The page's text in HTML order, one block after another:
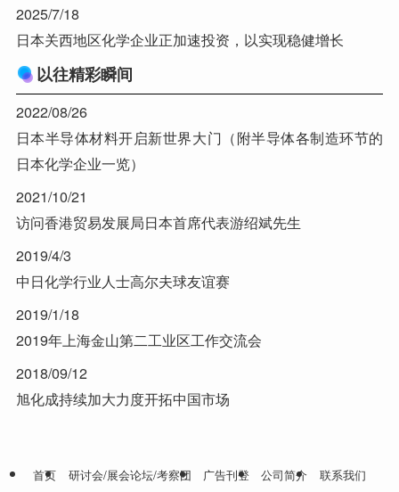
2025/7/18
日本关西地区化学企业正加速投资，以实现稳健增长
以往精彩瞬间
2022/08/26
日本半导体材料开启新世界大门（附半导体各制造环节的
日本化学企业一览）
2021/10/21
访问香港贸易发展局日本首席代表游绍斌先生
2019/4/3
中日化学行业人士高尔夫球友谊赛
2019/1/18
2019年上海金山第二工业区工作交流会
2018/09/12
旭化成持续加大力度开拓中国市场
首页 研讨会/展会论坛/考察团 广告刊登 公司简介
联系我们